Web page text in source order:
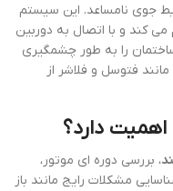
جوی نامساعد. این سیستم
کند و با اتصال به دوربین
را به طور چشمگیری
فتوسل و فلاشر از
دارد؟
، بررسی دوره ای موتور،
مشکلات رایج مانند باز